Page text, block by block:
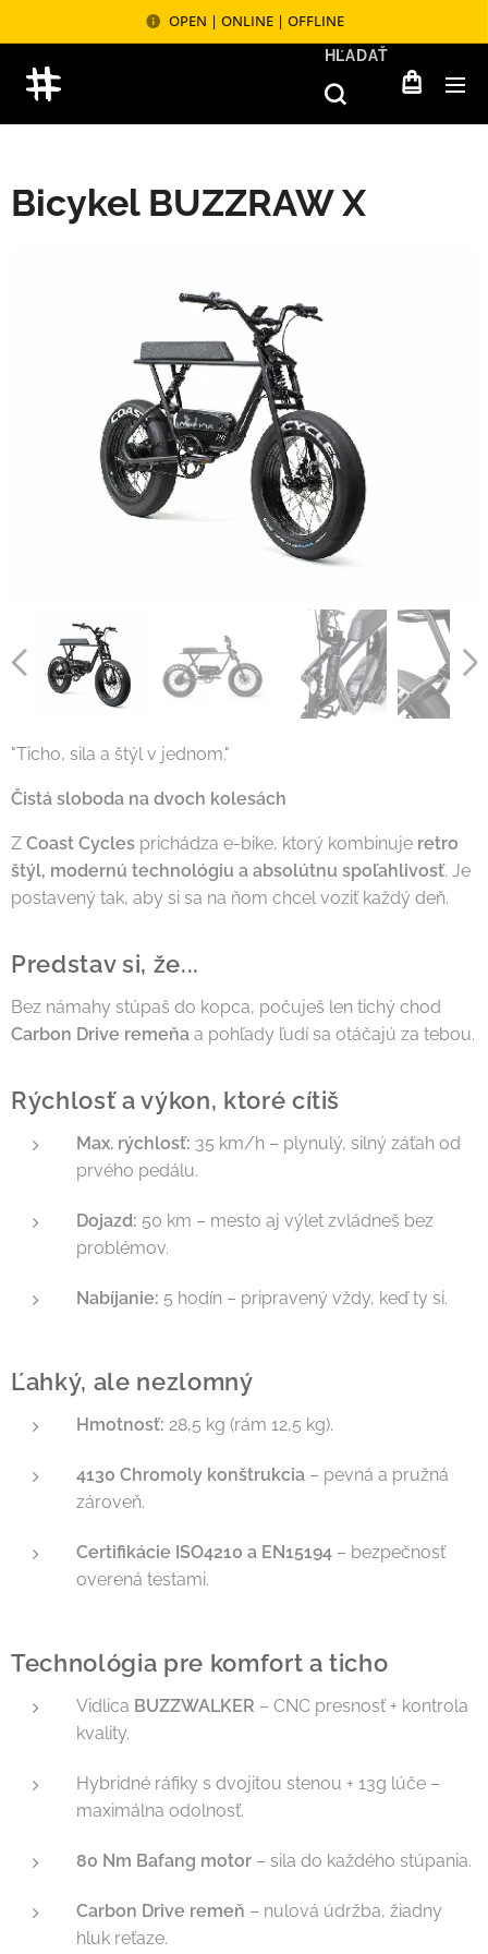
OPEN | ONLINE | OFFLINE
HĽADAŤ
Bicykel BUZZRAW X
"Ticho, sila a štýl v jednom."
Čistá sloboda na dvoch kolesách
Z Coast Cycles prichádza e-bike, ktorý kombinuje retro
štýl, modernú technológiu a absolútnu spoľahlivosť. Je
postavený tak, aby si sa na ňom chcel voziť každý deň.
Predstav si, že...
Bez námahy stúpaš do kopca, počuješ len tichý chod
Carbon Drive remeňa a pohľady ľudí sa otáčajú za tebou.
Rýchlosť a výkon, ktoré cítiš
Max. rýchlosť: 35 km/h – plynulý, silný záťah od
prvého pedálu.
Dojazd: 50 km – mesto aj výlet zvládneš bez
problémov.
Nabíjanie: 5 hodín – pripravený vždy, keď ty si.
Ľahký, ale nezlomný
Hmotnosť: 28,5 kg (rám 12,5 kg).
4130 Chromoly konštrukcia – pevná a pružná
zároveň.
Certifikácie ISO4210 a EN15194 – bezpečnosť
overená testami.
Technológia pre komfort a ticho
Vidlica BUZZWALKER – CNC presnosť + kontrola
kvality.
Hybridné ráfiky s dvojitou stenou + 13g lúče –
maximálna odolnosť.
80 Nm Bafang motor – sila do každého stúpania.
Carbon Drive remeň – nulová údržba, žiadny
hluk reťaze.